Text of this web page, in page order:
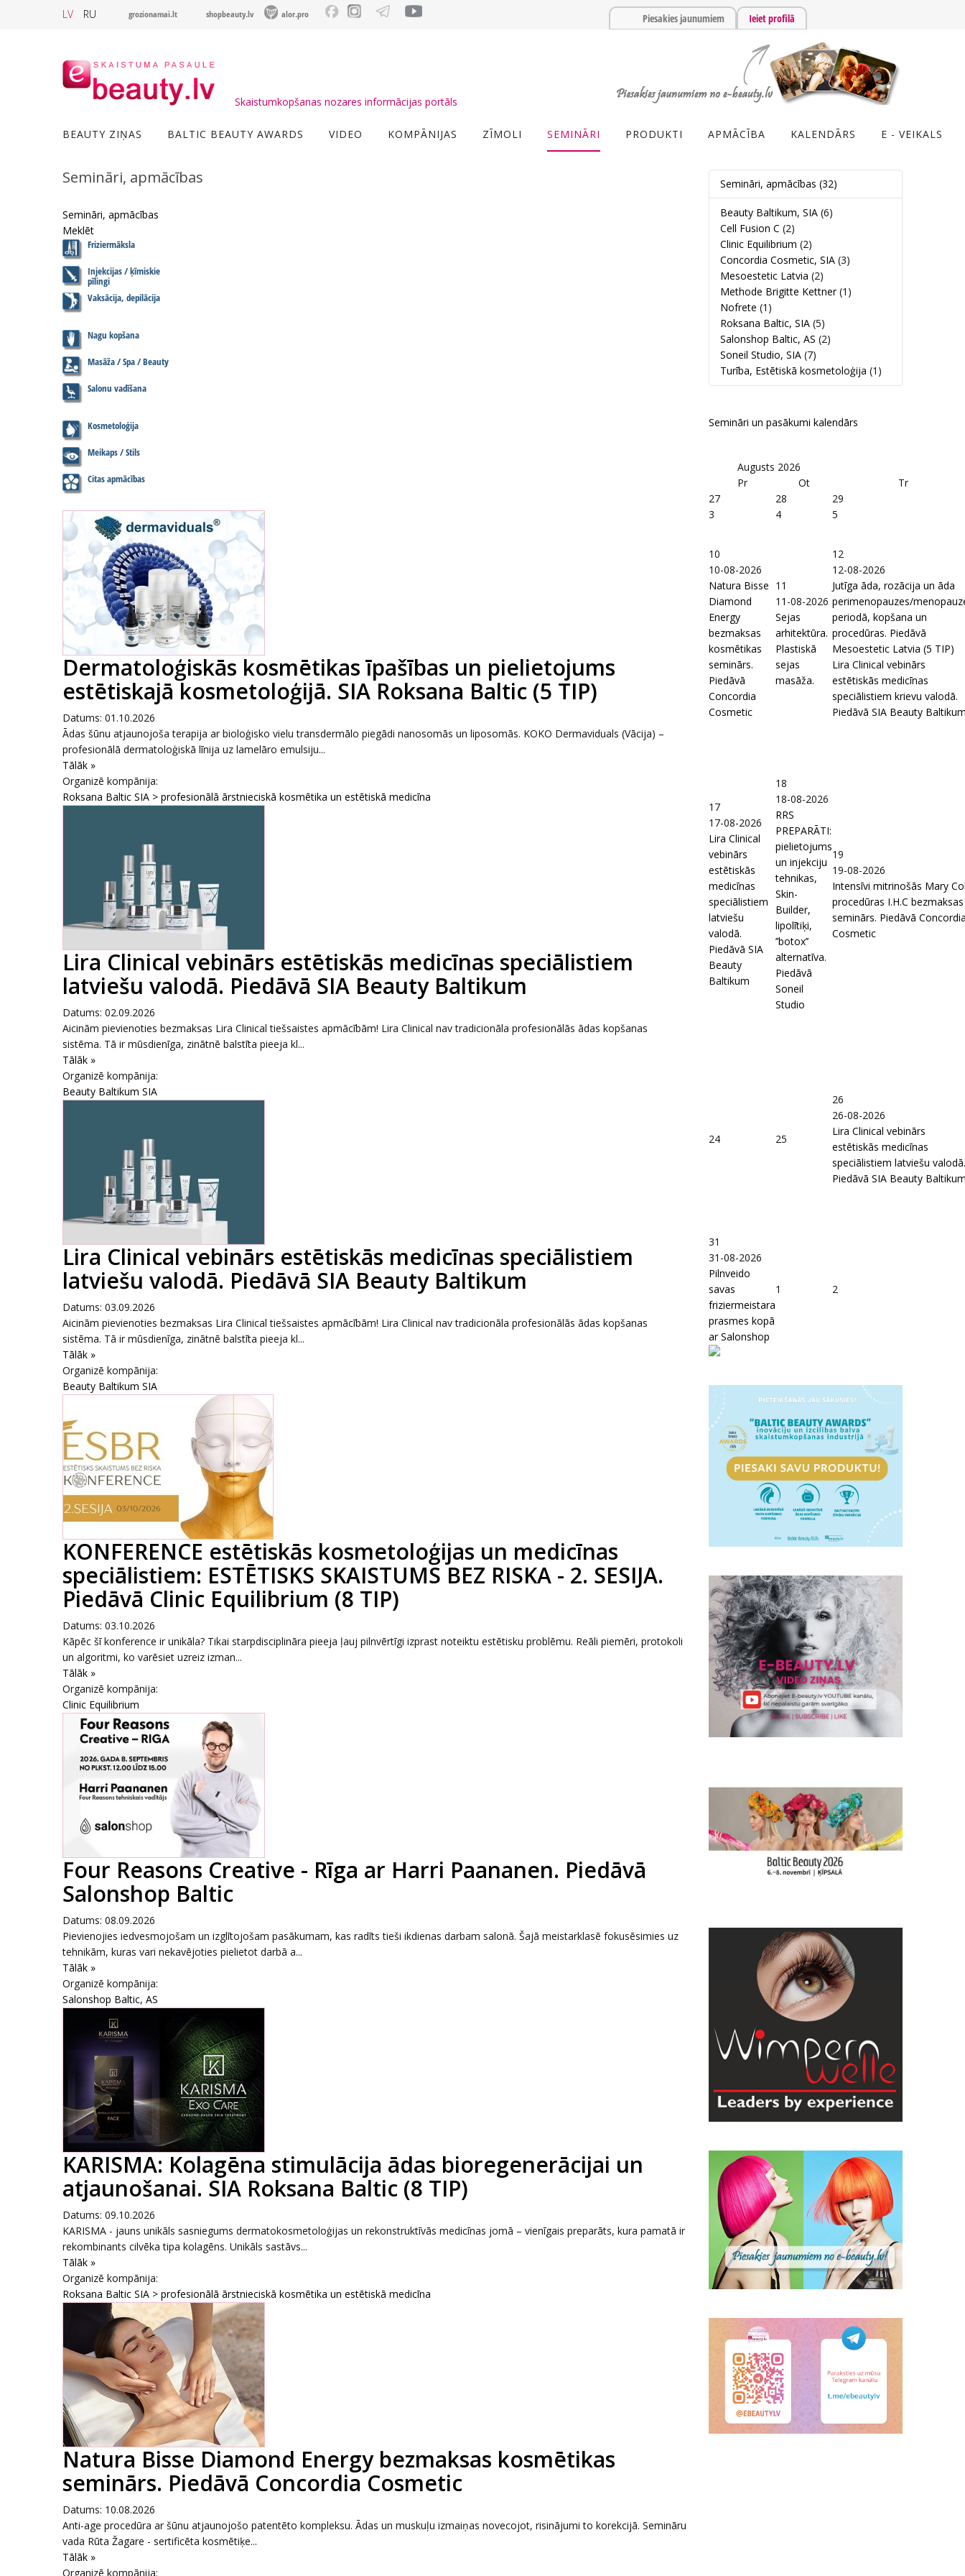
LV RU grozionamai.lt shopbeauty.lv alor.pro Piesakies jaunumiem Ieiet profilā
Skaistumkopšanas nozares informācijas portāls
BEAUTY ZIŅAS BALTIC BEAUTY AWARDS VIDEO KOMPĀNIJAS ZĪMOLI SEMINĀRI PRODUKTI APMĀCĪBA KALENDĀRS E - VEIKALS
Semināri, apmācības
Semināri, apmācības
Meklēt
Friziermāksla
Injekcijas / ķīmiskie
pīlingi
Vaksācija, depilācija
Nagu kopšana
Masāža / Spa / Beauty
Salonu vadīšana
Kosmetoloģija
Meikaps / Stils
Citas apmācības
Dermatoloģiskās kosmētikas īpašības un pielietojums
estētiskajā kosmetoloģijā. SIA Roksana Baltic (5 TIP)
Datums: 01.10.2026
Ādas šūnu atjaunojoša terapija ar bioloģisko vielu transdermālo piegādi nanosomās un liposomās. KOKO Dermaviduals (Vācija) –
profesionālā dermatoloģiskā līnija uz lamelāro emulsiju...
Tālāk »
Organizē kompānija:
Roksana Baltic SIA > profesionālā ārstnieciskā kosmētika un estētiskā medicīna
Lira Clinical vebinārs estētiskās medicīnas speciālistiem
latviešu valodā. Piedāvā SIA Beauty Baltikum
Datums: 02.09.2026
Aicinām pievienoties bezmaksas Lira Clinical tiešsaistes apmācībām! Lira Clinical nav tradicionāla profesionālās ādas kopšanas
sistēma. Tā ir mūsdienīga, zinātnē balstīta pieeja kl...
Tālāk »
Organizē kompānija:
Beauty Baltikum SIA
Lira Clinical vebinārs estētiskās medicīnas speciālistiem
latviešu valodā. Piedāvā SIA Beauty Baltikum
Datums: 03.09.2026
Aicinām pievienoties bezmaksas Lira Clinical tiešsaistes apmācībām! Lira Clinical nav tradicionāla profesionālās ādas kopšanas
sistēma. Tā ir mūsdienīga, zinātnē balstīta pieeja kl...
Tālāk »
Organizē kompānija:
Beauty Baltikum SIA
KONFERENCE estētiskās kosmetoloģijas un medicīnas
speciālistiem: ESTĒTISKS SKAISTUMS BEZ RISKA - 2. SESIJA.
Piedāvā Clinic Equilibrium (8 TIP)
Datums: 03.10.2026
Kāpēc šī konference ir unikāla? Tikai starpdisciplināra pieeja ļauj pilnvērtīgi izprast noteiktu estētisku problēmu. Reāli piemēri, protokoli
un algoritmi, ko varēsiet uzreiz izman...
Tālāk »
Organizē kompānija:
Clinic Equilibrium
Four Reasons Creative - Rīga ar Harri Paananen. Piedāvā
Salonshop Baltic
Datums: 08.09.2026
Pievienojies iedvesmojošam un izglītojošam pasākumam, kas radīts tieši ikdienas darbam salonā. Šajā meistarklasē fokusēsimies uz
tehnikām, kuras vari nekavējoties pielietot darbā a...
Tālāk »
Organizē kompānija:
Salonshop Baltic, AS
KARISMA: Kolagēna stimulācija ādas bioregenerācijai un
atjaunošanai. SIA Roksana Baltic (8 TIP)
Datums: 09.10.2026
KARISMA - jauns unikāls sasniegums dermatokosmetoloģijas un rekonstruktīvās medicīnas jomā – vienīgais preparāts, kura pamatā ir
rekombinants cilvēka tipa kolagēns. Unikāls sastāvs...
Tālāk »
Organizē kompānija:
Roksana Baltic SIA > profesionālā ārstnieciskā kosmētika un estētiskā medicīna
Natura Bisse Diamond Energy bezmaksas kosmētikas
seminārs. Piedāvā Concordia Cosmetic
Datums: 10.08.2026
Anti-age procedūra ar šūnu atjaunojošo patentēto kompleksu. Ādas un muskuļu izmaiņas novecojot, risinājumi to korekcijā. Semināru
vada Rūta Žagare - sertificēta kosmētiķe...
Tālāk »
Organizē kompānija:
Semināri, apmācības (32)
Beauty Baltikum, SIA (6)
Cell Fusion C (2)
Clinic Equilibrium (2)
Concordia Cosmetic, SIA (3)
Mesoestetic Latvia (2)
Methode Brigitte Kettner (1)
Nofrete (1)
Roksana Baltic, SIA (5)
Salonshop Baltic, AS (2)
Soneil Studio, SIA (7)
Turība, Estētiskā kosmetoloģija (1)
Semināri un pasākumi kalendārs
Augusts 2026
Pr
Ot
Tr
27
28
29
3
4 5
10
10-08-2026
Natura Bisse
Diamond
Energy
bezmaksas
kosmētikas
seminārs.
Piedāvā
Concordia
Cosmetic
11
11-08-2026
Sejas
arhitektūra.
Plastiskā
sejas
masāža.
12
12-08-2026
Jutīga āda, rozācija un āda
perimenopauzes/
periodā, kopšana un
procedūras. Piedāvā
Mesoestetic Latvia (5 TIP)
Lira Clinical vebinārs
estētiskās medicīnas
speciālistiem krievu valodā.
Piedāvā SIA Beauty
17
17-08-2026
Lira Clinical
vebinārs
estētiskās
medicīnas
speciālistiem
latviešu
valodā.
Piedāvā SIA
Beauty
Baltikum
18
18-08-2026
RRS
PREPARĀTI:
pielietojums
un injekciju
tehnikas,
Skin-
Builder,
lipolītiķi,
’’botox’’
alternatīva.
Piedāvā
Soneil
Studio
19
19-08-2026
Intensīvi mitrinošās Mary
procedūras I.H.C bezmaksas
seminārs. Piedāvā
Cosmetic
24 25
26
26-08-2026
Lira Clinical vebinārs
estētiskās medicīnas
speciālistiem latviešu valodā.
Piedāvā SIA Beauty
31
31-08-2026
Pilnveido
savas
friziermeistara
prasmes kopā
ar Salonshop
1 2